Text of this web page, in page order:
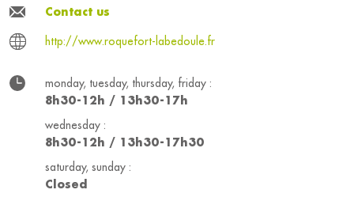
Contact us
http://www.roquefort-labedoule.fr
monday, tuesday, thursday, friday :
8h30-12h / 13h30-17h
wednesday :
8h30-12h / 13h30-17h30
saturday, sunday :
Closed